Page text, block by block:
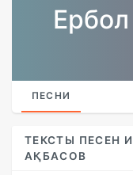
ПЕСНИ
ТЕКСТЫ ПЕСЕН
АҚБАСОВ